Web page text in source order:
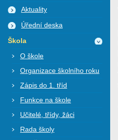
Aktuality
Úřední deska
Škola
O škole
Organizace školního roku
Zápis do 1. tříd
Funkce na škole
Učitelé, třídy, žáci
Rada školy